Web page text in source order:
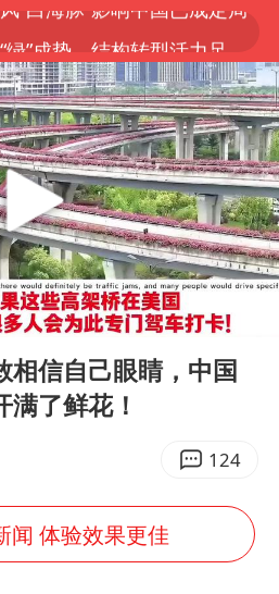
暴发金迪普拉病毒
41岁女子为鼓励女儿考上985研究生
郑国霖回应去景区上班被保安拦下
24小时不关空调 电费反而更低？
陕西柞水突发泥石流致1死2失联
“梅姨”已是老年人 死刑或适用受限
业单位招聘不是人情买卖”
一小区17楼玻璃幕墙爆裂
国退回1000亿美元关税
新华社权威快报|我国编制完成新版全月地质图
01:21
相信自己眼睛，中国
了鲜花！
124
闻 体验效果更佳